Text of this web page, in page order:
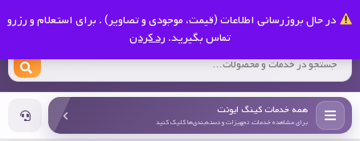
در حال بروزرسانی اطلاعات (قیمت، موجودی و تصاویر) . برای استعلام و رزرو
تماس بگیرید. رد کردن
کینگ ایونت
همه خدمات کینگ ایونت
برای مشاهده خدمات، تجهیزات و دسته‌بندی‌ها کلیک کنید